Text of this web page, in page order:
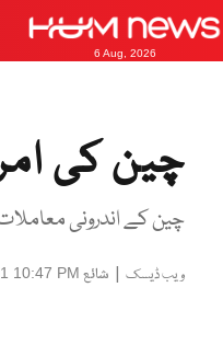
6 Aug, 2026
چین کی
چین کے اندرونی
ویب ڈیسک | شائع 10:47 PM